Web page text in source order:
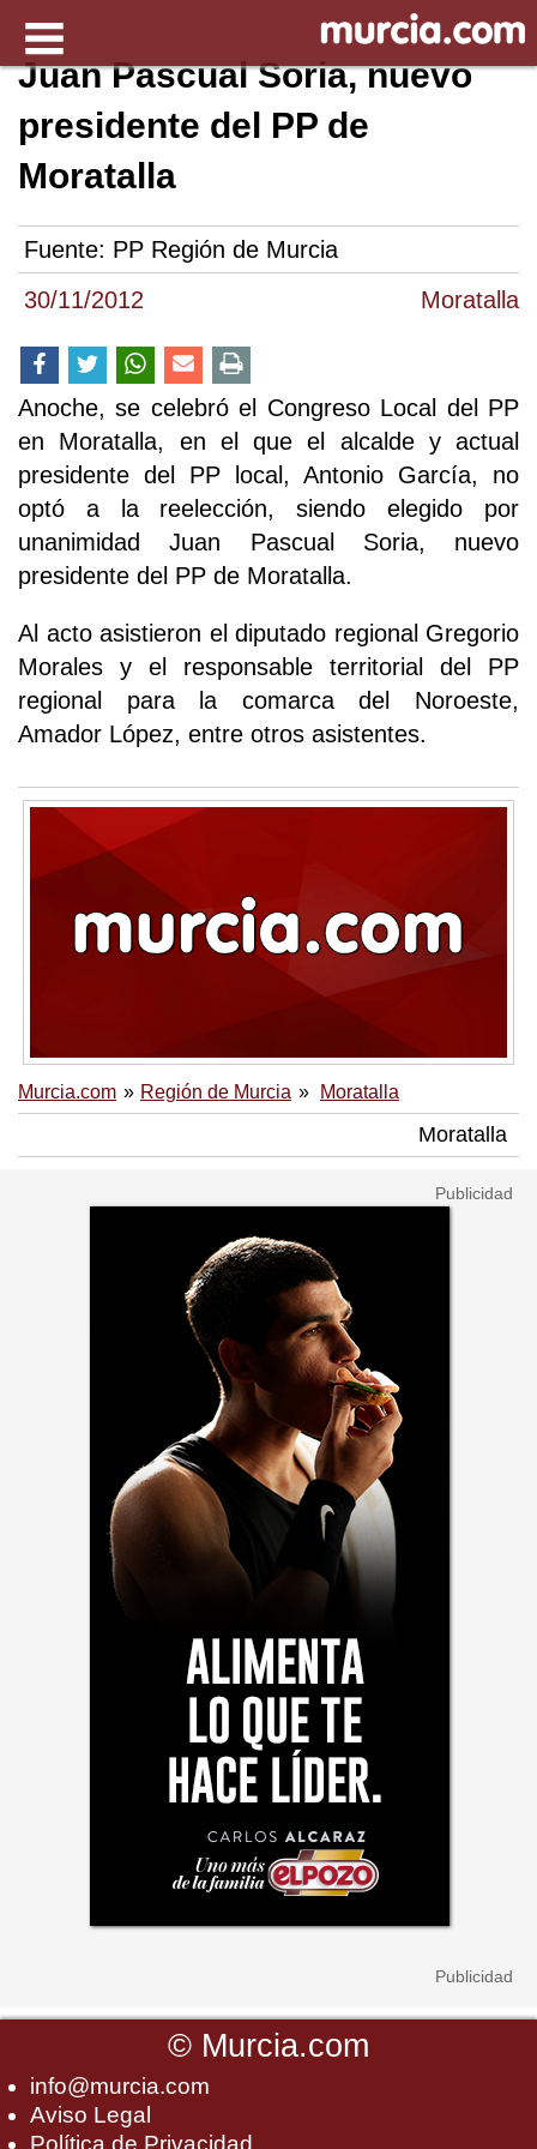
30/11/2012 Moratalla
Juan Pascual Soria, nuevo
presidente del PP de
Moratalla
Fuente: PP Región de Murcia
Anoche, se celebró el Congreso Local del PP
en Moratalla, en el que el alcalde y actual
presidente del PP local, Antonio García, no
optó a la reelección, siendo elegido por
unanimidad Juan Pascual Soria, nuevo
presidente del PP de Moratalla.
Al acto asistieron el diputado regional Gregorio
Morales y el responsable territorial del PP
regional para la comarca del Noroeste,
Amador López, entre otros asistentes.
Murcia.com Región de Murcia Moratalla
Moratalla
© Murcia.com
info@murcia.com
Aviso Legal
Política de Privacidad